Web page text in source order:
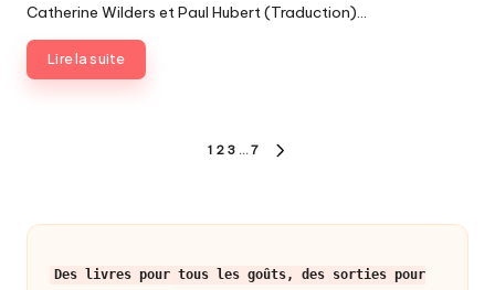
Catherine Wilders et Paul Hubert (Traduction)…
Lire la suite
publications
1 2 3 … 7
Des livres pour tous les goûts, des sorties pour